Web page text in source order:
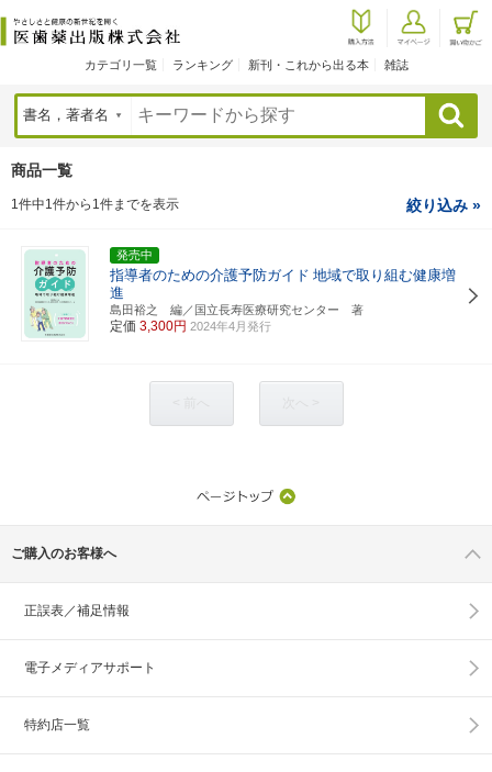
カテゴリ一覧 ランキング 新刊・これから出る本 雑誌
検索
商品一覧
1件中1件から1件までを表示 絞り込み »
発売中
指導者のための介護予防ガイド 地域で取り組む健康増
進
島田裕之 編／国立長寿医療研究センター 著
定価 3,300円 2024年4月発行
ご購入のお客様へ
正誤表／補足情報
電子メディアサポート
特約店一覧